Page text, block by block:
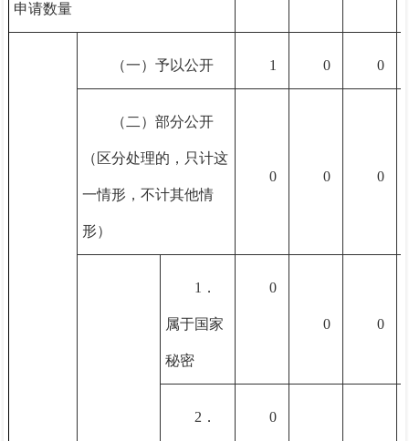
申请数量
（一）予以公开 1 0 0
（二）部分公开
（区分处理的，只计这
一情形，不计其他情
形）
0 0 0
1．
属于国家
秘密
0
0 0
2． 0